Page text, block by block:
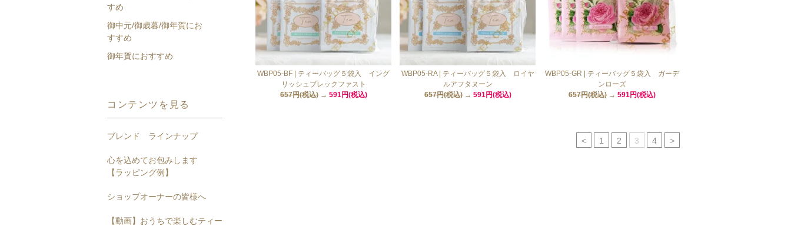
WBP05-BF | ティーバッグ５袋入 イング
リッシュブレックファスト
657円(税込)→ 591円(税込)
WBP05-RA | ティーバッグ５袋入 ロイヤ
ルアフタヌーン
657円(税込)→ 591円(税込)
WBP05-GR | ティーバッグ５袋入 ガーデ
ンローズ
657円(税込)→ 591円(税込)
< 1 2 3 4 >
すめ
御中元/御歳暮/御年賀にお
すすめ
御年賀におすすめ
コンテンツを見る
ブレンド ラインナップ
心を込めてお包みします
【ラッピング例】
ショップオーナーの皆様へ
【動画】おうちで楽しむティー